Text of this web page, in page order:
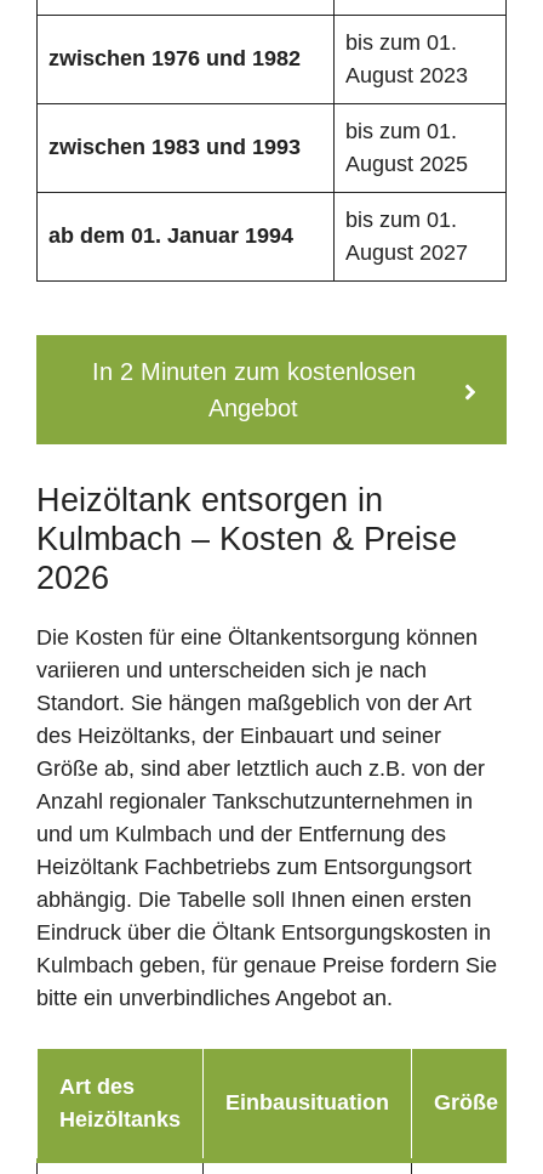
zwischen 1976 und 1982
bis zum 01.
August 2023
zwischen 1983 und 1993
bis zum 01.
August 2025
ab dem 01. Januar 1994
bis zum 01.
August 2027
In 2 Minuten zum kostenlosen
Angebot
Heizöltank entsorgen in
Kulmbach – Kosten & Preise
2026
Die Kosten für eine Öltankentsorgung können
variieren und unterscheiden sich je nach
Standort. Sie hängen maßgeblich von der Art
des Heizöltanks, der Einbauart und seiner
Größe ab, sind aber letztlich auch z.B. von der
Anzahl regionaler Tankschutzunternehmen in
und um Kulmbach und der Entfernung des
Heizöltank Fachbetriebs zum Entsorgungsort
abhängig. Die Tabelle soll Ihnen einen ersten
Eindruck über die Öltank Entsorgungskosten in
Kulmbach geben, für genaue Preise fordern Sie
bitte ein unverbindliches Angebot an.
Art des
Heizöltanks
Einbausituation Größe